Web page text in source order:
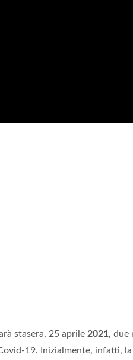
stasera, 25 aprile 2021, due
19. Inizialmente, infatti,